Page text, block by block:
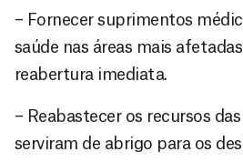
– Fornecer suprimentos
saúde nas áreas mais
reabertura imediata.
– Reabastecer os recursos
serviram de abrigo para os